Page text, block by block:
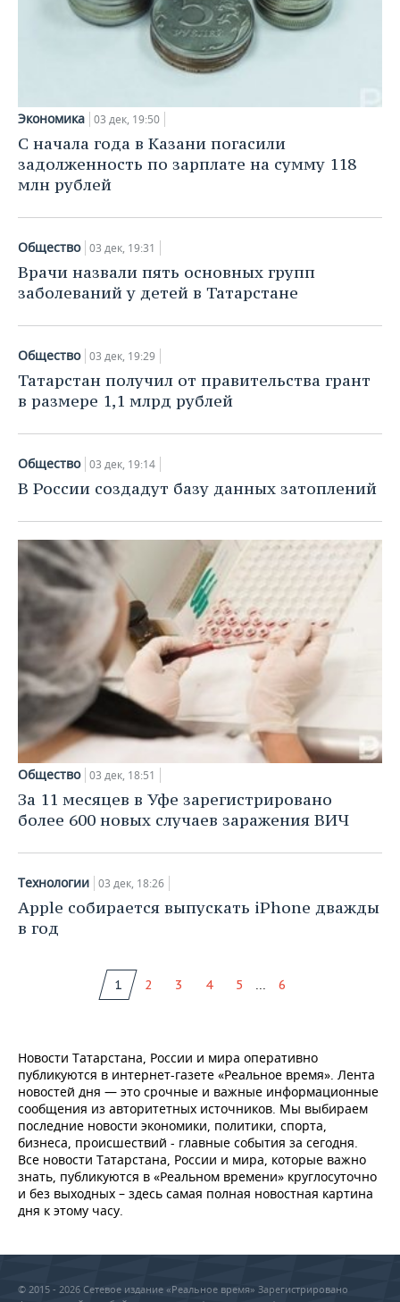
Экономика 03 дек, 19:50
С начала года в Казани погасили
задолженность по зарплате на сумму 118
млн рублей
Общество 03 дек, 19:31
Врачи назвали пять основных групп
заболеваний у детей в Татарстане
Общество 03 дек, 19:29
Татарстан получил от правительства грант
в размере 1,1 млрд рублей
Общество 03 дек, 19:14
В России создадут базу данных затоплений
Общество 03 дек, 18:51
За 11 месяцев в Уфе зарегистрировано
более 600 новых случаев заражения ВИЧ
Технологии 03 дек, 18:26
Apple собирается выпускать iPhone дважды
в год
1 2 3 4 5 ... 6
Новости Татарстана, России и мира оперативно
публикуются в интернет-газете «Реальное время». Лента
новостей дня — это срочные и важные информационные
сообщения из авторитетных источников. Мы выбираем
последние новости экономики, политики, спорта,
бизнеса, происшествий - главные события за сегодня.
Все новости Татарстана, России и мира, которые важно
знать, публикуются в «Реальном времени» круглосуточно
и без выходных – здесь самая полная новостная картина
дня к этому часу.
© 2015 - 2026 Сетевое издание «Реальное время» Зарегистрировано